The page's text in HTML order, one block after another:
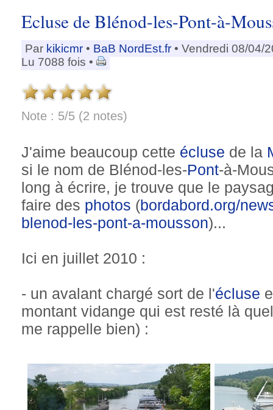
Ecluse de Blénod-les-Pont-à-
Par kikicmr • BaB NordEst.fr • Vendredi 08/04/
Lu 7088 fois •
Note : 5/5 (2 notes)
J'aime beaucoup cette écluse de la
si le nom de Blénod-les-Pont-à-
long à écrire, je trouve que le
faire des photos (bordabord.org/
blenod-les-pont-a-mousson)...
Ici en juillet 2010 :
- un avalant chargé sort de l'écluse
montant vidange qui est resté là
me rappelle bien) :